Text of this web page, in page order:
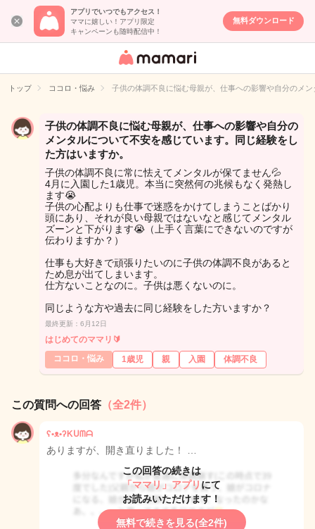
アプリでいつでもアクセス！
ママに嬉しい！アプリ限定
キャンペーンも随時配信中！
無料ダウンロード
女性専用匿名QA
イト
トップ ココロ・悩み 子供の体調不良に悩む母親が、仕事への影響や自分のメ
子供の体調不良に悩む母親が、仕事への影響や自分の
メンタルについて不安を感じています。同じ経験をし
た方はいますか。
子供の体調不良に常に怯えてメンタルが保てません💦
4月に入園した1歳児。本当に突然何の兆候もなく発熱し
ます😭
子供の心配よりも仕事で迷惑をかけてしまうことばかり
頭にあり、それが良い母親ではないなと感じてメンタル
ズーンと下がります😭（上手く言葉にできないのですが
伝わりますか？）
仕事も大好きで頑張りたいのに子供の体調不良があると
ため息が出てしまいます。
仕方ないことなのに。子供は悪くないのに。
同じような方や過去に同じ経験をした方いますか？
最終更新：6月12日
はじめてのママリ🔰
ココロ・悩み
1歳児 親 入園 体調不良
この質問への回答 （全2件）
ʕ•ᴥ•ʔKᑌᗰᗩ
ありますが、開き直りました！ …
この回答の続きは
「ママリ」アプリ にて
お読みいただけます！
無料で続きを見る(全2件)